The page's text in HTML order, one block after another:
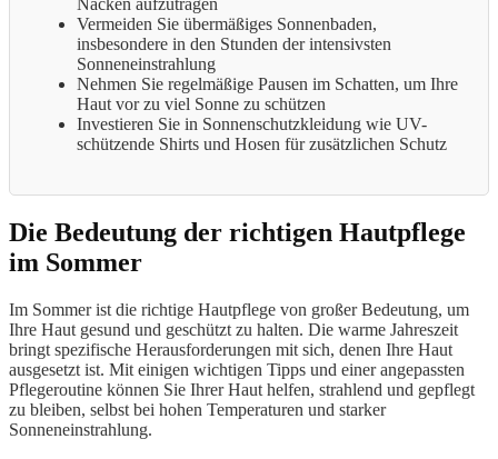
Nacken aufzutragen
Vermeiden Sie übermäßiges Sonnenbaden,
insbesondere in den Stunden der intensivsten
Sonneneinstrahlung
Nehmen Sie regelmäßige Pausen im Schatten, um Ihre
Haut vor zu viel Sonne zu schützen
Investieren Sie in Sonnenschutzkleidung wie UV-
schützende Shirts und Hosen für zusätzlichen Schutz
Die Bedeutung der richtigen Hautpflege
im Sommer
Im Sommer ist die richtige Hautpflege von großer Bedeutung, um
Ihre Haut gesund und geschützt zu halten. Die warme Jahreszeit
bringt spezifische Herausforderungen mit sich, denen Ihre Haut
ausgesetzt ist. Mit einigen wichtigen Tipps und einer angepassten
Pflegeroutine können Sie Ihrer Haut helfen, strahlend und gepflegt
zu bleiben, selbst bei hohen Temperaturen und starker
Sonneneinstrahlung.